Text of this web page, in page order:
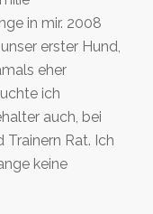
in mir. 2008
erster Hund,
eher
ich
auch, bei
Rat. Ich
keine